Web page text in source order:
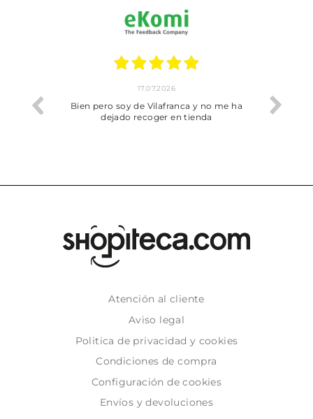
trobat
17.07.2026
Bien pero soy de Vilafranca y no me ha
dejado recoger en tienda
Atención al cliente
Aviso legal
Politica de privacidad y cookies
Condiciones de compra
Configuración de cookies
Envíos y devoluciones